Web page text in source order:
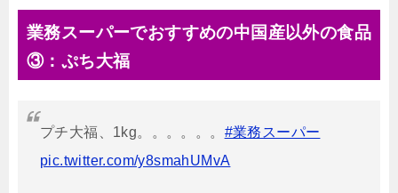
業務スーパーでおすすめの中国産以外の食品
③：ぷち大福
プチ大福、1kg。。。。。。 #業務スーパー
pic.twitter.com/y8smahUMvA